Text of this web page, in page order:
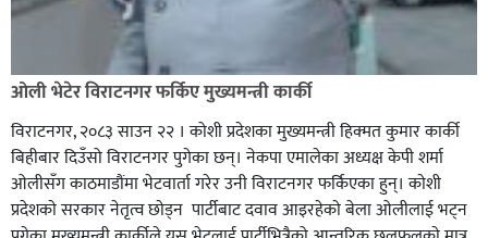
ओली भेटेर विराटनगर फर्किए मुख्यमन्त्री कार्की
विराटनगर, २०८३ साउन २२ । कोशी प्रदेशका मुख्यमन्त्री हिक्मत कुमार कार्की
बिहीबार दिउँसो विराटनगर पुगेका छन्। नेकपा एमालेका अध्यक्ष केपी शर्मा
ओलीसँग काठमाडौंमा भेटवार्ता गरेर उनी विराटनगर फर्किएका हुन्। काेशी
प्रदेशकाे सरकार नेतृत्व छाेड्न पार्टीबाट दवाव आइरहेकाे बेला ओलीलाई भट्न